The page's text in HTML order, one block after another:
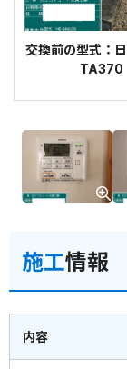
交換前の型式：
TA370
施工情報
内容